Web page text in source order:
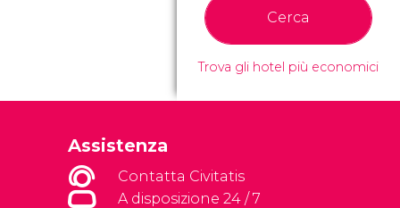
Cerca
Trova gli hotel più economici
Assistenza
Contatta Civitatis
A disposizione 24 / 7